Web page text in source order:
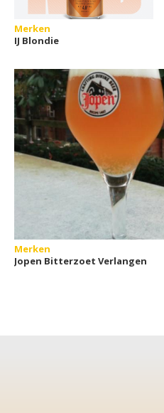
Merken
IJ Blondie
Merken
Jopen Bitterzoet Verlangen